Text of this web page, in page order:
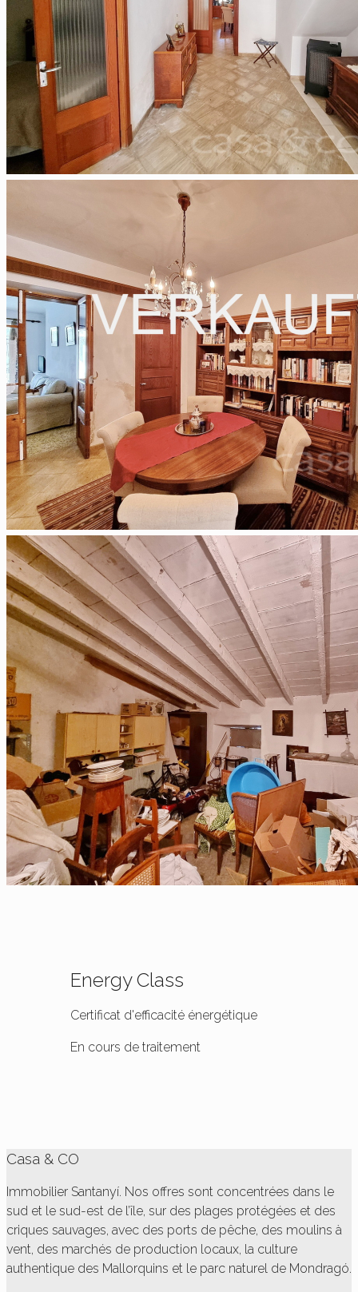
Energy Class
Certificat d'efficacité énergétique
En cours de traitement
Casa & CO
Immobilier Santanyí. Nos offres sont concentrées dans le
sud et le sud-est de l’île, sur des plages protégées et des
criques sauvages, avec des ports de pêche, des moulins à
vent, des marchés de production locaux, la culture
authentique des Mallorquins et le parc naturel de Mondragó.